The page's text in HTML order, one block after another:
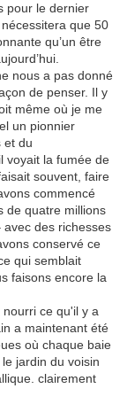
pour le dernier
que 50
qu’un être
nous a pas donné
de penser. Il y
même où je me
un pionnier
et du
voyait la fumée de
souvent, faire
commencé
de quatre millions
​​avec des richesses
conservé ce
qui semblait
faisons encore la
ce qu'il y a
a maintenant été
où chaque baie
jardin du voisin
clairement